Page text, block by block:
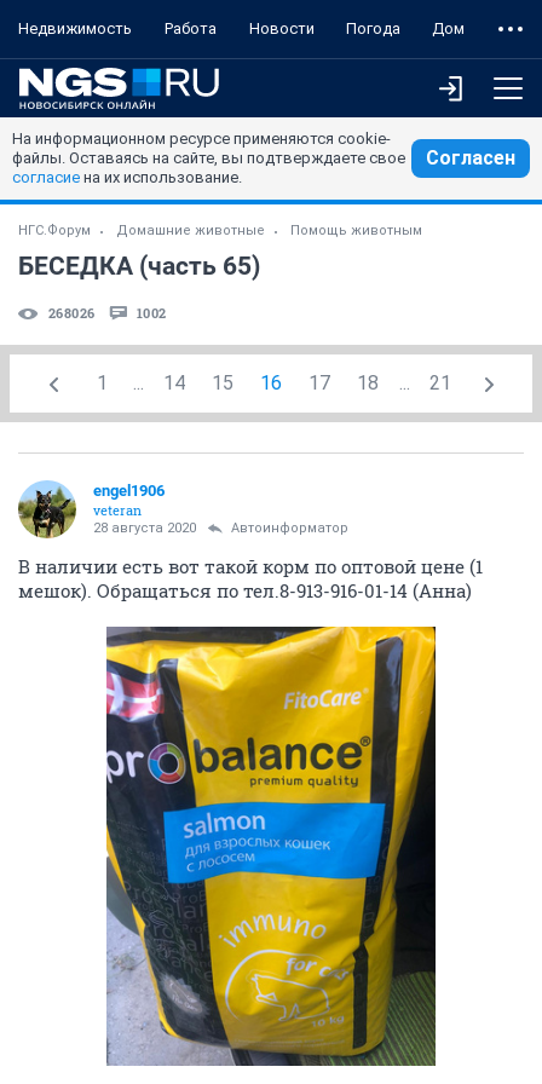
Недвижимость Работа Новости Погода Дом
На информационном ресурсе применяются cookie-
файлы. Оставаясь на сайте, вы подтверждаете свое
согласие на их использование.
Согласен
НГС.Форум Домашние животные Помощь животным
БЕСЕДКА (часть 65)
268026 1002
1 ... 14 15 16 17 18 ... 21
engel1906
veteran
28 августа 2020 Автоинформатор
В наличии есть вот такой корм по оптовой цене (1
мешок). Обращаться по тел.8-913-916-01-14 (Анна)